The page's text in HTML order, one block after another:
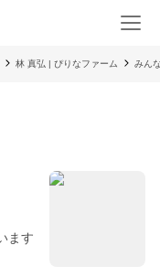
林 真弘 | ぴりなファーム みん